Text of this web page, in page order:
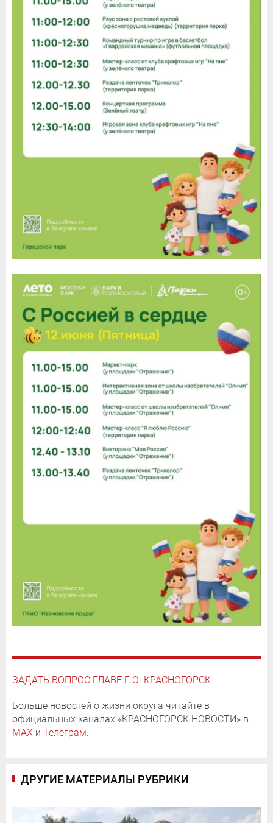
ЗАДАТЬ ВОПРОС ГЛАВЕ Г.О. КРАСНОГОРСК
Больше новостей о жизни округа читайте в
официальных каналах «КРАСНОГОРСК.НОВОСТИ» в
MAX и Телеграм.
ДРУГИЕ МАТЕРИАЛЫ РУБРИКИ